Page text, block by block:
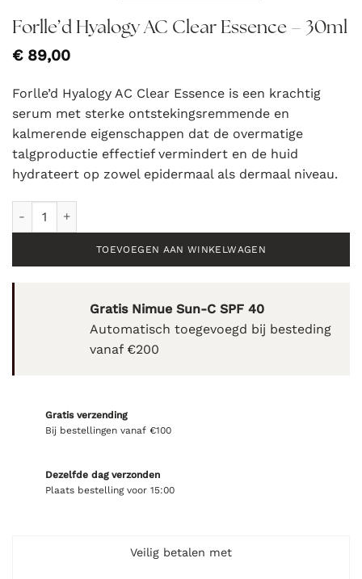
Forlle’d Hyalogy AC Clear Essence – 30ml
€89,00
Forlle’d Hyalogy AC Clear Essence is een krachtig
serum met sterke ontstekingsremmende en
kalmerende eigenschappen dat de overmatige
talgproductie effectief vermindert en de huid
hydrateert op zowel epidermaal als dermaal niveau.
TOEVOEGEN AAN WINKELWAGEN
Gratis Nimue Sun-C SPF 40
Automatisch toegevoegd bij besteding
vanaf €200
Gratis verzending
Bij bestellingen vanaf €100
Dezelfde dag verzonden
Plaats bestelling voor 15:00
Veilig betalen met